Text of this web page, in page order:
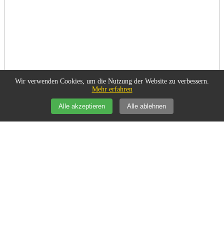
Wir verwenden Cookies, um die Nutzung der Website zu verbessern.
Mehr erfahren
Alle akzeptieren Alle ablehnen
Politik/Gesellschaft